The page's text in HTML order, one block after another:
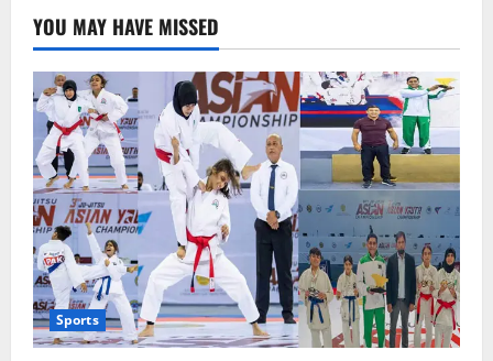
YOU MAY HAVE MISSED
Sports